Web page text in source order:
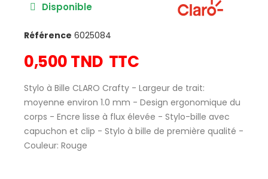
Disponible
Référence 6025084
0,500 TND TTC
Stylo à Bille CLARO Crafty - Largeur de trait:
moyenne environ 1.0 mm - Design ergonomique du
corps - Encre lisse à flux élevée - Stylo-bille avec
capuchon et clip - Stylo à bille de première qualité -
Couleur: Rouge